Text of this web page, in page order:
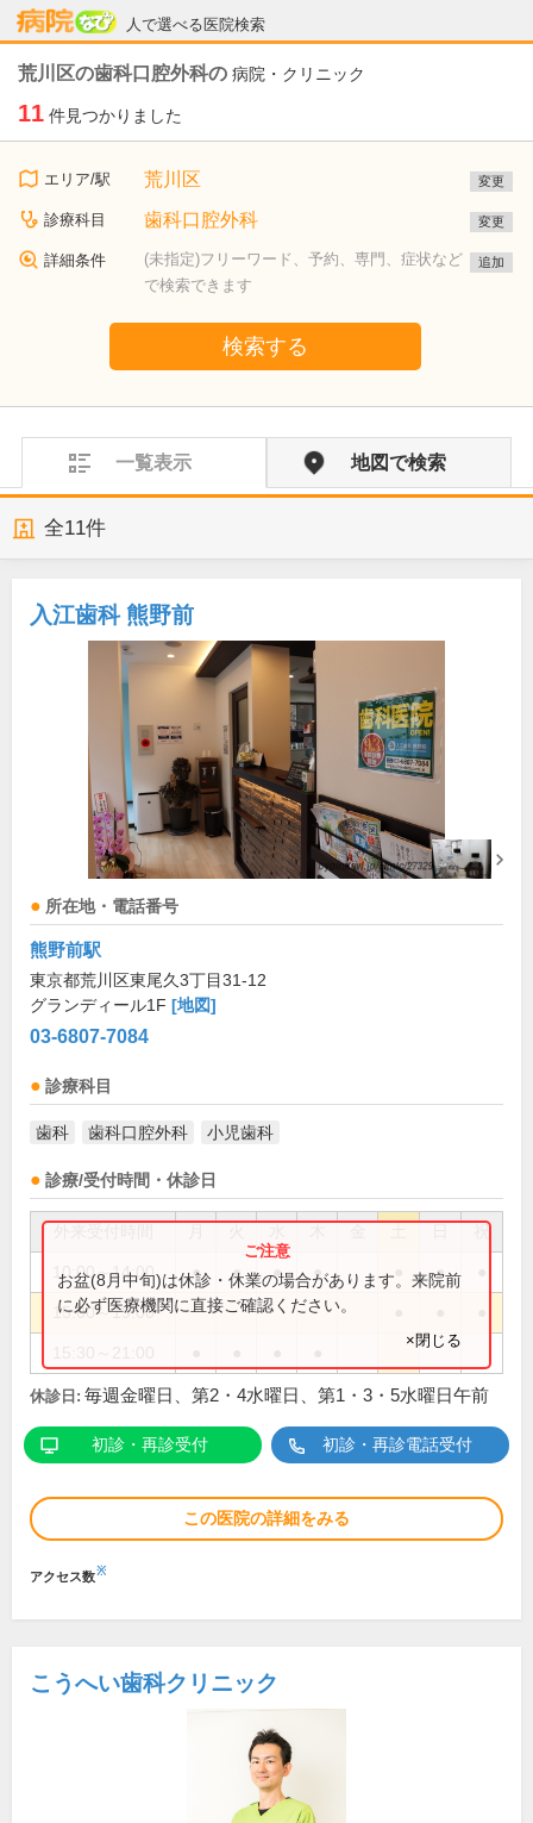
人で選べる医院検索
病院なび
荒川区の歯科口腔外科の 病院・クリニック
11 件見つかりました
エリア/駅 荒川区 変更
診療科目 歯科口腔外科 変更
詳細条件
(未指定)フリーワード、予約、専門、症状など
で検索できます
追加
検索する
一覧表示 地図で検索
全11件
入江歯科 熊野前
所在地・電話番号
熊野前駅
東京都荒川区東尾久3丁目31-12
グランディール1F [地図]
03-6807-7084
診療科目
歯科 歯科口腔外科 小児歯科
診療/受付時間・休診日
祝
10:00～14:00 ● ● ● ● ●
15:00～19:00
お盆(8月中旬)は休診・休業の場合があります。来院前
に必ず医療機関に直接ご確認ください。
×閉じる
休診日: 毎週金曜日、第2・4水曜日、第1・3・5水曜日午前
初診・再診受付 初診・再診電話受付
この医院の詳細をみる
アクセス数※
こうへい歯科クリニック